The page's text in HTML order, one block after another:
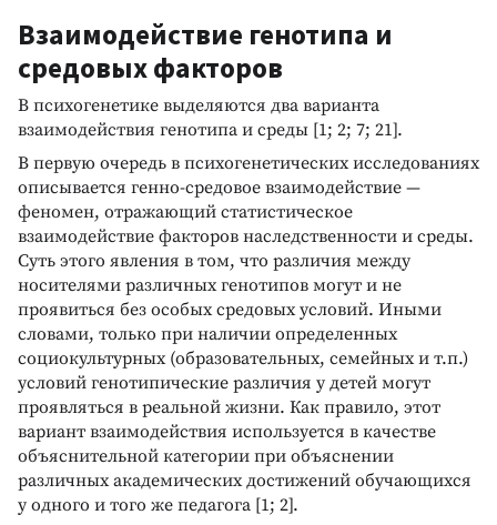
Взаимодействие генотипа и
средовых факторов
В психогенетике выделяются два варианта
взаимодействия генотипа и среды [1; 2; 7; 21].
В первую очередь в психогенетических исследованиях
описывается генно-средовое взаимодействие —
феномен, отражающий статистическое
взаимодействие факторов наследственности и среды.
Суть этого явления в том, что различия между
носителями различных генотипов могут и не
проявиться без особых средовых условий. Иными
словами, только при наличии определенных
социокультурных (образовательных, семейных и т.п.)
условий генотипические различия у детей могут
проявляться в реальной жизни. Как правило, этот
вариант взаимодействия используется в качестве
объяснительной категории при объяснении
различных академических достижений обучающихся
у одного и того же педагога [1; 2].